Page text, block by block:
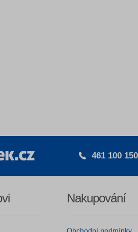
461 100 150
Nakupování